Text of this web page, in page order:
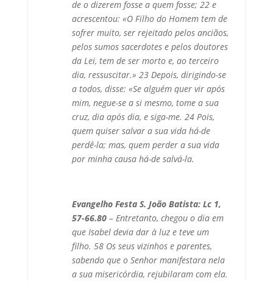
de o dizerem fosse a quem fosse; 22 e
acrescentou: «O Filho do Homem tem de
sofrer muito, ser rejeitado pelos anciãos,
pelos sumos sacerdotes e pelos doutores
da Lei, tem de ser morto e, ao terceiro
dia, ressuscitar.» 23 Depois, dirigindo-se
a todos, disse: «Se alguém quer vir após
mim, negue-se a si mesmo, tome a sua
cruz, dia após dia, e siga-me. 24 Pois,
quem quiser salvar a sua vida há-de
perdê-la; mas, quem perder a sua vida
por minha causa há-de salvá-la.
Evangelho Festa S. João Batista: Lc 1,
57-66.80 – Entretanto, chegou o dia em
que Isabel devia dar à luz e teve um
filho. 58 Os seus vizinhos e parentes,
sabendo que o Senhor manifestara nela
a sua misericórdia, rejubilaram com ela.